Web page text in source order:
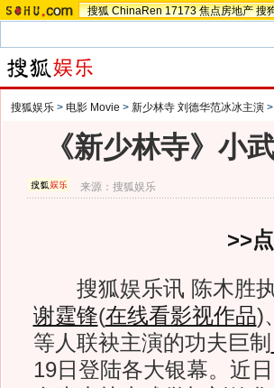
搜狐 ChinaRen 17173 焦点房地产 搜
搜狐娱乐 > 电影 Movie > 新少林寺 刘德华范冰冰主演 >
《新少林寺》小
来源：搜狐娱乐
>>
搜狐娱乐讯 陈木胜执
谢霆锋(在线看影视作品)、
等人联袂主演的功夫巨制
19日登陆各大银幕。近